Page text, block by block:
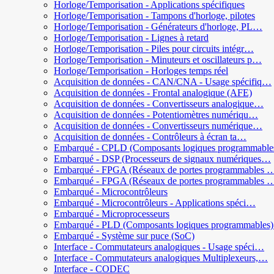
Horloge/Temporisation - Applications spécifiques
Horloge/Temporisation - Tampons d'horloge, pilotes
Horloge/Temporisation - Générateurs d'horloge, PL…
Horloge/Temporisation - Lignes à retard
Horloge/Temporisation - Piles pour circuits intégr…
Horloge/Temporisation - Minuteurs et oscillateurs p…
Horloge/Temporisation - Horloges temps réel
Acquisition de données - CAN/CNA - Usage spécifiq…
Acquisition de données - Frontal analogique (AFE)
Acquisition de données - Convertisseurs analogique…
Acquisition de données - Potentiomètres numériqu…
Acquisition de données - Convertisseurs numérique…
Acquisition de données - Contrôleurs à écran ta…
Embarqué - CPLD (Composants logiques
Embarqué - DSP (Processeurs de signaux numériques…
Embarqué - FPGA (Réseaux de portes programmables
Embarqué - FPGA (Réseaux de portes programmables
Embarqué - Microcontrôleurs
Embarqué - Microcontrôleurs - Applications spéci…
Embarqué - Microprocesseurs
Embarqué - PLD (Composants logiques
Embarqué - Système sur puce (SoC)
Interface - Commutateurs analogiques - Usage spéci…
Interface - Commutateurs analogiques Multiplexeurs,…
Interface - CODEC